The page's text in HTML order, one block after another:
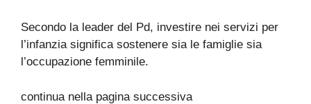
Secondo la leader del Pd, investire nei servizi per
l’infanzia significa sostenere sia le famiglie sia
l’occupazione femminile.
continua nella pagina successiva